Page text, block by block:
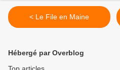
< Le File en Maine
Hébergé par Overblog